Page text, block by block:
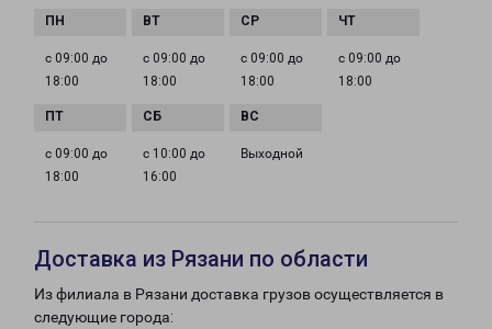
с 09:00 до
18:00
с 09:00 до
18:00
с 09:00 до
18:00
с 09:00 до
18:00
с 09:00 до
18:00
с 10:00 до
16:00
Выходной
Доставка из Рязани по области
Из филиала в Рязани доставка грузов осуществляется в
следующие города: